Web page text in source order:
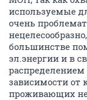
используемые
очень
большинстве
эл.энергии и в
распределением
зависимости от
проживающих